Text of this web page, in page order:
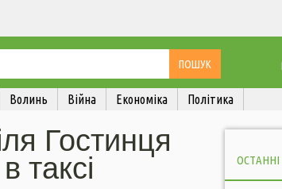
Волинь Війна Економіка Політика
Гостинця
таксі